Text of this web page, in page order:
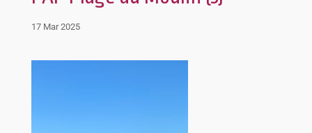
17 Mar 2025